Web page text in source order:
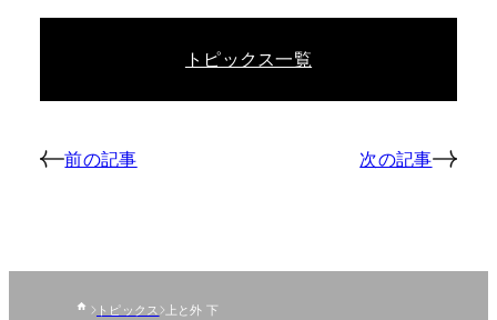
前の記事
トピックス一覧
次の記事
トピックス 上と外 下